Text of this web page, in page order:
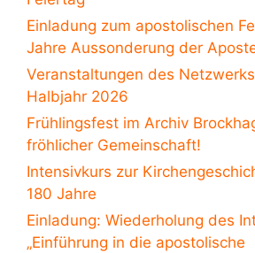
Einladung zum apostolischen
Jahre Aussonderung der
Veranstaltungen des
Halbjahr 2026
Frühlingsfest im Archiv
fröhlicher Gemeinschaft!
Intensivkurs zur
180 Jahre
Einladung: Wiederholung des
„Einführung in die apostolische